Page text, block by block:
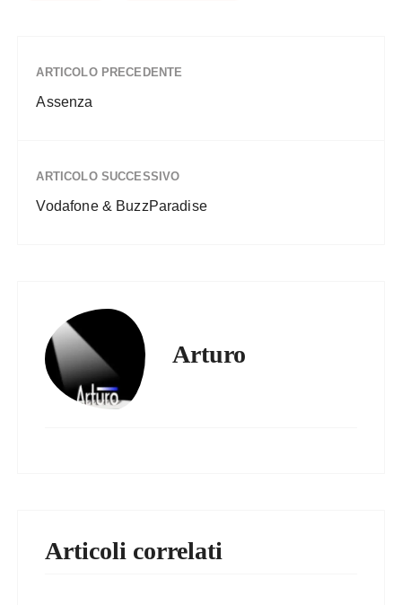
ARTICOLO PRECEDENTE
Assenza
ARTICOLO SUCCESSIVO
Vodafone & BuzzParadise
Arturo
Articoli correlati